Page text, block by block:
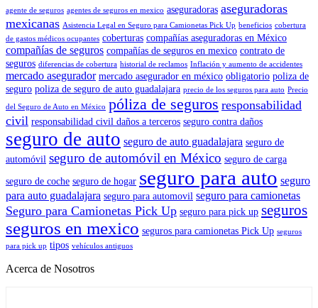
Auto
de
Cobertura
Limitada
en
Guadalajara
agente de seguros agentes de seguros en mexico aseguradoras aseguradoras
mexicanas Asistencia Legal en Seguro para Camionetas Pick Up beneficios cobertura
de gastos médicos ocupantes coberturas compañías aseguradoras en México
compañías de seguros compañías de seguros en mexico contrato de
seguros diferencias de cobertura historial de reclamos Inflación y aumento de accidentes
mercado asegurador mercado asegurador en méxico obligatorio poliza de
seguro poliza de seguro de auto guadalajara precio de los seguros para auto Precio
del Seguro de Auto en México póliza de seguros responsabilidad
civil responsabilidad civil daños a terceros seguro contra daños
seguro de auto seguro de auto guadalajara seguro de
automóvil seguro de automóvil en México seguro de carga
seguro de coche seguro de hogar seguro para auto seguro
para auto guadalajara seguro para automovil seguro para camionetas
Seguro para Camionetas Pick Up seguro para pick up seguros
seguros en mexico seguros para camionetas Pick Up seguros
para pick up tipos vehículos antiguos
Acerca de Nosotros